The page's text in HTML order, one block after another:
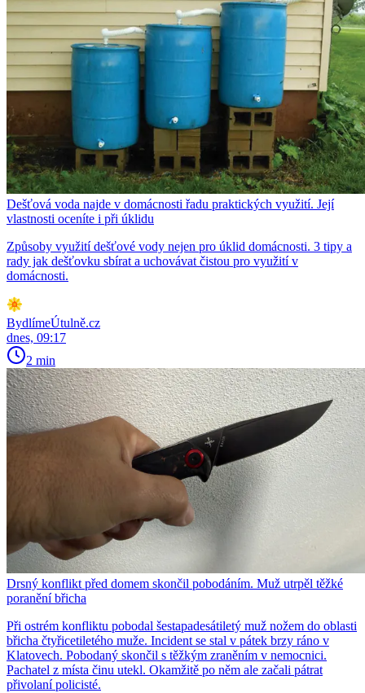
Dešťová voda najde v domácnosti řadu praktických využití. Její
vlastnosti oceníte i při úklidu
Způsoby využití dešťové vody nejen pro úklid domácnosti. 3 tipy a
rady jak dešťovku sbírat a uchovávat čistou pro využití v
domácnosti.
BydlímeÚtulně.cz
dnes, 09:17
2 min
Drsný konflikt před domem skončil pobodáním. Muž utrpěl těžké
poranění břicha
Při ostrém konfliktu pobodal šestapadesátiletý muž nožem do oblasti
břicha čtyřicetiletého muže. Incident se stal v pátek brzy ráno v
Klatovech. Pobodaný skončil s těžkým zraněním v nemocnici.
Pachatel z místa činu utekl. Okamžitě po něm ale začali pátrat
přivolaní policisté.